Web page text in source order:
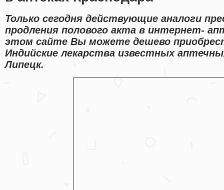
Только сегодня действующие аналоги
продления полового акта в интернет-
этом сайте Вы можете дешево
Индийские лекарства известных
Липецк.